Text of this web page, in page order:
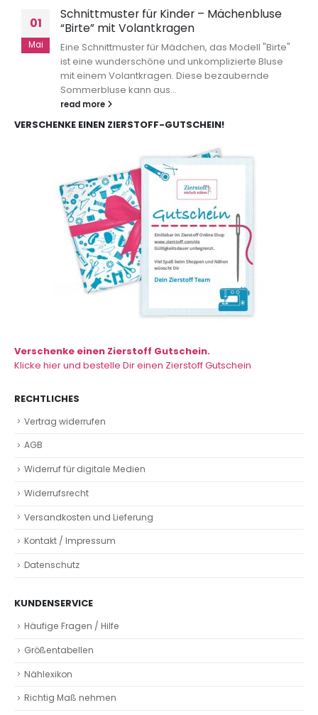
01
Mai
Schnittmuster für Kinder – Mächenbluse
“Birte” mit Volantkragen
Eine Schnittmuster für Mädchen, das Modell "Birte"
ist eine wunderschöne und unkomplizierte Bluse
mit einem Volantkragen. Diese bezaubernde
Sommerbluse kann aus...
read more
VERSCHENKE EINEN ZIERSTOFF-GUTSCHEIN!
Verschenke einen Zierstoff Gutschein.
Klicke hier und bestelle Dir einen Zierstoff Gutschein
RECHTLICHES
Vertrag widerrufen
AGB
Widerruf für digitale Medien
Widerrufsrecht
Versandkosten und Lieferung
Kontakt / Impressum
Datenschutz
KUNDENSERVICE
Häufige Fragen / Hilfe
Größentabellen
Nählexikon
Richtig Maß nehmen